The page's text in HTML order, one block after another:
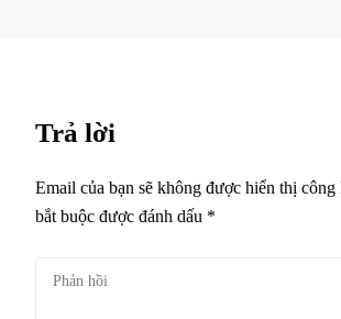
Trả lời
Email của bạn sẽ không được hiển thị công
bắt buộc được đánh dấu *